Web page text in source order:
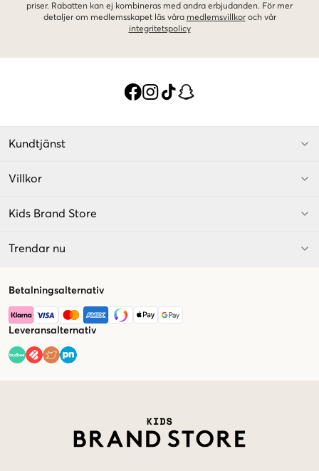
priser. Rabatten kan ej kombineras med andra erbjudanden. För mer
detaljer om medlemsskapet läs våra medlemsvillkor och vår
integritetspolicy
Kundtjänst
Villkor
Kids Brand Store
Trendar nu
Betalningsalternativ
Leveransalternativ